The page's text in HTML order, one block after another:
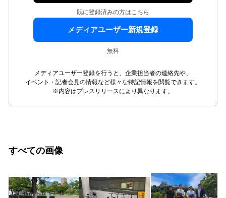
既に登録済みの方はこちら
メディアユーザー新規登録
無料
メディアユーザー登録を行うと、企業担当者の連絡先や、
イベント・記者会見の情報など様々な特記情報を閲覧できます。
※内容はプレスリリースにより異なります。
すべての画像